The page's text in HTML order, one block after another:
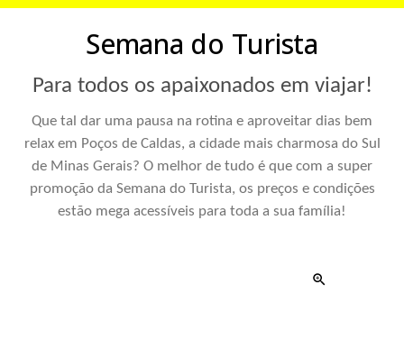
Semana do Turista
Para todos os apaixonados em viajar!
Que tal dar uma pausa na rotina e aproveitar dias bem
relax em Poços de Caldas, a cidade mais charmosa do Sul
de Minas Gerais? O melhor de tudo é que com a super
promoção da Semana do Turista, os preços e condições
estão mega acessíveis para toda a sua família!